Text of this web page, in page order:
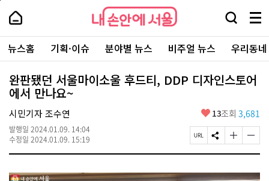
본
로
가
내
손
안
에
서
울
-
서
울
시
대
표
소
통
포
내
손
에
울
검
창
열
기
메
뉴
전
체
보
기
주
요
서
뉴스홈 기획·이슈 분야별 뉴스 비주얼 뉴스 우리동
완판됐던 서울마이소울 후드티, DDP 디자인스토어
에서 만나요~
시민기자 조수연
발행일 2024.01.09. 14:04
수정일 2024.01.09. 15:19
좋
요
13조회 3,681
페
이
U
S
N
공
글
자
기
글
자
기
페
상
단
로